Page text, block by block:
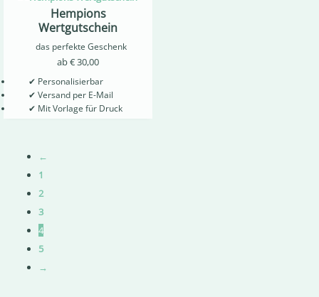
Hempions
Wertgutschein
das perfekte Geschenk
ab€30,00
✔ Personalisierbar
✔ Versand per E-Mail
✔ Mit Vorlage für Druck
←
1
2
3
4
5
→